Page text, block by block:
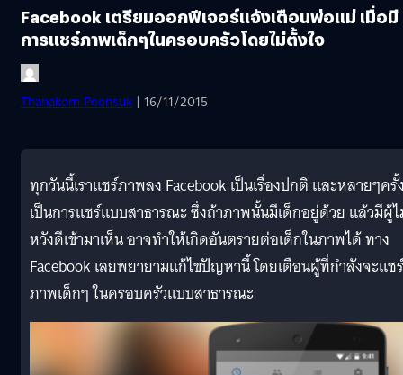
Facebook เตรียมออกฟีเจอร์แจ้งเตือนพ่อแม่ เมื่อมี
การแชร์ภาพเด็กๆในครอบครัวโดยไม่ตั้งใจ
Thanakorn Poonsuk | 16/11/2015
ทุกวันนี้เราแชร์ภาพลง Facebook เป็นเรื่องปกติ และหลายๆครั้
เป็นการแชร์แบบสาธารณะ ซึ่งถ้าภาพนั้นมีเด็กอยู่ด้วย แล้วมีผู้
หวังดีเข้ามาเห็น อาจทำให้เกิดอันตรายต่อเด็กในภาพได้ ทาง
Facebook เลยพยายามแก้ไขปัญหานี้ โดยเตือนผู้ที่กำลังจะแชร์
ภาพเด็กๆ ในครอบครัวแบบสาธารณะ